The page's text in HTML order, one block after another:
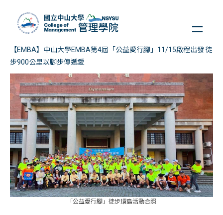
容
區
【EMBA】中山大學EMBA第4屆「公益愛行腳」11/15啟程出發 徒
步900公里以腳步傳遞愛
「公益愛行腳」徒步環島活動合照